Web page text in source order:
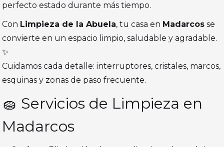
perfecto estado durante más tiempo.
Con Limpieza de la Abuela, tu casa en Madarcos se
convierte en un espacio limpio, saludable y agradable.
✨
Cuidamos cada detalle: interruptores, cristales, marcos,
esquinas y zonas de paso frecuente.
🧽 Servicios de Limpieza en
Madarcos